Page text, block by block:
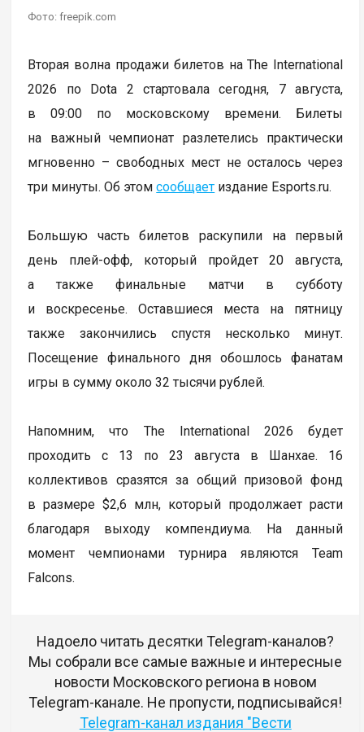
Фото: freepik.com
Вторая волна продажи билетов на The International
2026 по Dota 2 стартовала сегодня, 7 августа,
в 09:00 по московскому времени. Билеты
на важный чемпионат разлетелись практически
мгновенно – свободных мест не осталось через
три минуты. Об этомсообщает издание Esports.ru.
Большую часть билетов раскупили на первый
день плей-офф, который пройдет 20 августа,
а также финальные матчи в субботу
и воскресенье. Оставшиеся места на пятницу
также закончились спустя несколько минут.
Посещение финального дня обошлось фанатам
игры в сумму около 32 тысячи рублей.
Напомним, что The International 2026 будет
проходить с 13 по 23 августа в Шанхае. 16
коллективов сразятся за общий призовой фонд
в размере $2,6 млн, который продолжает расти
благодаря выходу компендиума. На данный
момент чемпионами турнира являются Team
Falcons.
Надоело читать десятки Telegram-каналов?
Мы собрали все самые важные и интересные
новости Московского региона в новом
Telegram-канале. Не пропусти, подписывайся!
Telegram-канал издания "Вести